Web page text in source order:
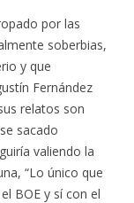
por las
soberbias,
y que
Fernández
relatos son
sacado
valiendo la
“Lo único que
BOE y sí con el